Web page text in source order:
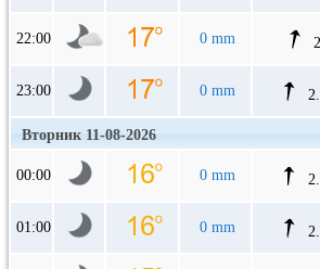
22:00 0 mm
23:00 0 mm
Вторник 11-08-2026
00:00 0 mm
01:00 0 mm